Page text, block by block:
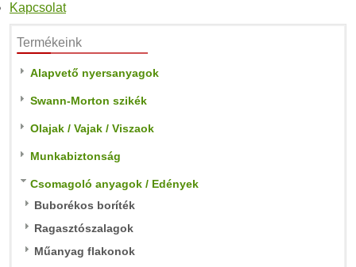
Kapcsolat
Termékeink
Alapvető nyersanyagok
Swann-Morton szikék
Olajak / Vajak / Viszaok
Munkabiztonság
Csomagoló anyagok / Edények
Buborékos boríték
Ragasztószalagok
Műanyag flakonok